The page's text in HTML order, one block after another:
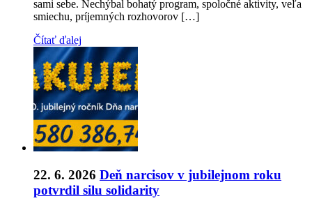
sami sebe. Nechýbal bohatý program, spoločné aktivity, veľa
smiechu, príjemných rozhovorov […]
Čítať ďalej
22. 6. 2026 Deň narcisov v jubilejnom roku
potvrdil silu solidarity